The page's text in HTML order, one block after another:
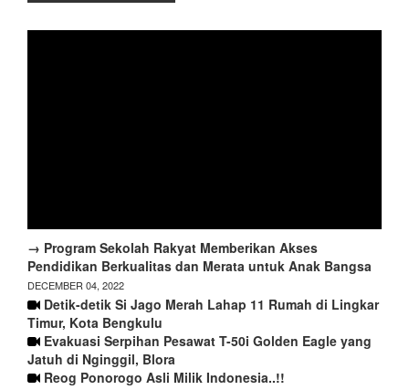
→ Program Sekolah Rakyat Memberikan Akses
Pendidikan Berkualitas dan Merata untuk Anak Bangsa
DECEMBER 04, 2022
Detik-detik Si Jago Merah Lahap 11 Rumah di Lingkar
Timur, Kota Bengkulu
Evakuasi Serpihan Pesawat T-50i Golden Eagle yang
Jatuh di Nginggil, Blora
Reog Ponorogo Asli Milik Indonesia..!!